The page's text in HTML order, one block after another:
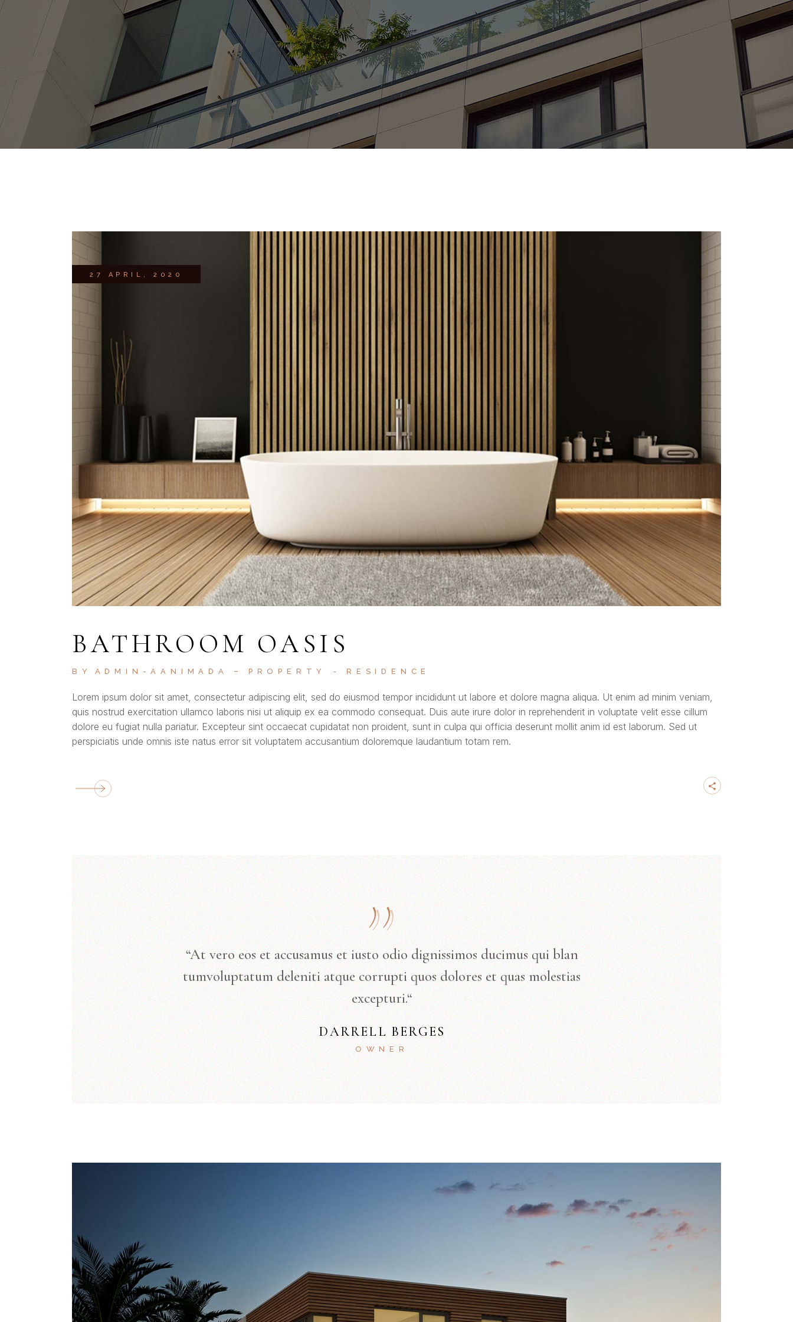
27 APRIL, 2020
BATHROOM OASIS
BY ADMIN-AANIMADA PROPERTY RESIDENCE
Lorem ipsum dolor sit amet, consectetur adipiscing elit, sed do eiusmod tempor incididunt ut labore et dolore magna aliqua. Ut enim ad minim veniam,
quis nostrud exercitation ullamco laboris nisi ut aliquip ex ea commodo consequat. Duis aute irure dolor in reprehenderit in voluptate velit esse cillum
dolore eu fugiat nulla pariatur. Excepteur sint occaecat cupidatat non proident, sunt in culpa qui officia deserunt mollit anim id est laborum. Sed ut
perspiciatis unde omnis iste natus error sit voluptatem accusantium doloremque laudantium totam rem.
“At vero eos et accusamus et iusto odio dignissimos ducimus qui blan
tumvoluptatum deleniti atque corrupti quos dolores et quas molestias
excepturi.“
DARRELL BERGES
OWNER